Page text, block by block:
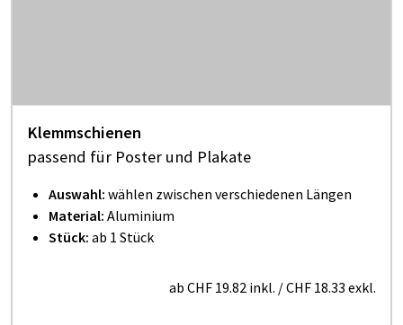
Klemmschienen
passend für Poster und Plakate
Auswahl: wählen zwischen verschiedenen Längen
Material: Aluminium
Stück: ab 1 Stück
ab CHF 19.82 inkl. /CHF 18.33 exkl.